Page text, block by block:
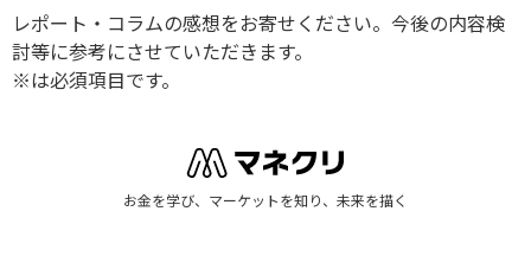
レポート・コラムの感想をお寄せください。今後の内容検
討等に参考にさせていただきます。
※は必須項目です。
お金を学び、マーケットを知り、未来を描く